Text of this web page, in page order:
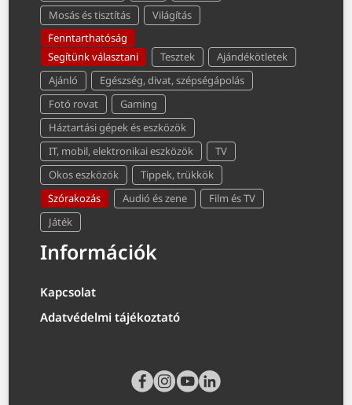
Mosás és tisztítás
Világítás
Fenntarthatóság
Segítünk választani
Tesztek
Ajándékötletek
Ajánló
Egészség, divat, szépségápolás
Fotó rovat
Gaming
Háztartási gépek és eszközök
IT, mobil, elektronikai eszközök
TV
Okos eszközök
Tippek, trükkök
Szórakozás
Audió és zene
Film és TV
Játék
Információk
Kapcsolat
Adatvédelmi tájékoztató